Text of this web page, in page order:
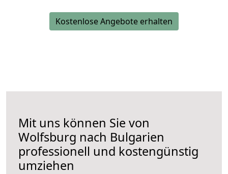
Kostenlose Angebote erhalten
Mit uns können Sie von
Wolfsburg nach Bulgarien
professionell und kostengünstig
umziehen